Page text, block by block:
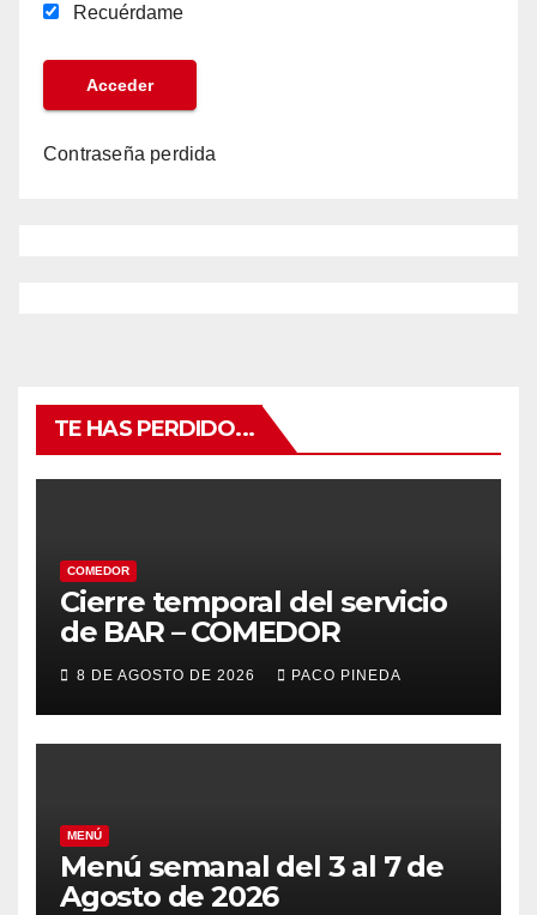
Recuérdame
Contraseña perdida
TE HAS PERDIDO...
COMEDOR
Cierre temporal del servicio
de BAR – COMEDOR
8 DE AGOSTO DE 2026 PACO PINEDA
MENÚ
Menú semanal del 3 al 7 de
Agosto de 2026